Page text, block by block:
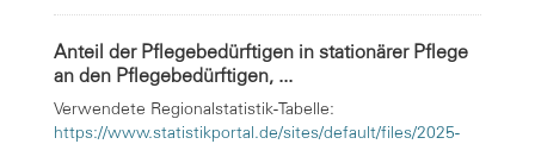
Anteil der Pflegebedürftigen in stationärer Pflege
an den Pflegebedürftigen, ...
Verwendete Regionalstatistik-Tabelle:
https://www.statistikportal.de/sites/default/files/2025-